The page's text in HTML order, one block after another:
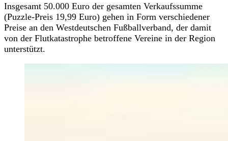
Insgesamt 50.000 Euro der gesamten Verkaufssumme
(Puzzle-Preis 19,99 Euro) gehen in Form verschiedener
Preise an den Westdeutschen Fußballverband, der damit
von der Flutkatastrophe betroffene Vereine in der Region
unterstützt.